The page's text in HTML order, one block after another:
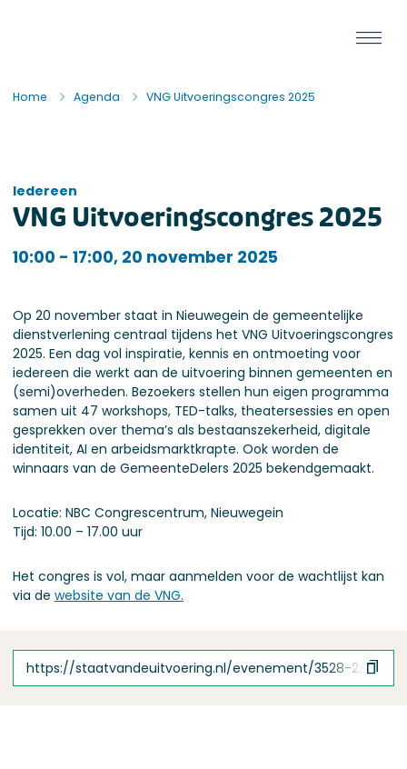
Home Agenda VNG Uitvoeringscongres 2025
Iedereen
VNG Uitvoeringscongres 2025
Iedereen
10:00 - 17:00, 20 november 2025
Op 20 november staat in Nieuwegein de gemeentelijke
dienstverlening centraal tijdens het VNG Uitvoeringscongres
2025. Een dag vol inspiratie, kennis en ontmoeting voor
iedereen die werkt aan de uitvoering binnen gemeenten en
(semi)overheden. Bezoekers stellen hun eigen programma
samen uit 47 workshops, TED-talks, theatersessies en open
gesprekken over thema’s als bestaanszekerheid, digitale
identiteit, AI en arbeidsmarktkrapte. Ook worden de
winnaars van de GemeenteDelers 2025 bekendgemaakt.
Locatie: NBC Congrescentrum, Nieuwegein
Tijd: 10.00 – 17.00 uur
Het congres is vol, maar aanmelden voor de wachtlijst kan
via de website van de VNG.
https://staatvandeuitvoering.nl/evenement/3528-2/